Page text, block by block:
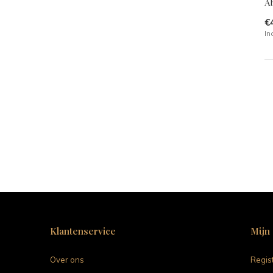
Klantenservice
Over ons
Mijn